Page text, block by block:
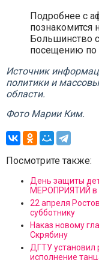
Подробнее с
познакомится
Большинство
посещению по
Источник
политики и
области.
Фото Марии Ким.
Посмотрите также:
День защиты
МЕРОПРИЯТИЙ в
22 апреля
субботнику
Наказ новому
Скрябину
ДГТУ установил
исполнение